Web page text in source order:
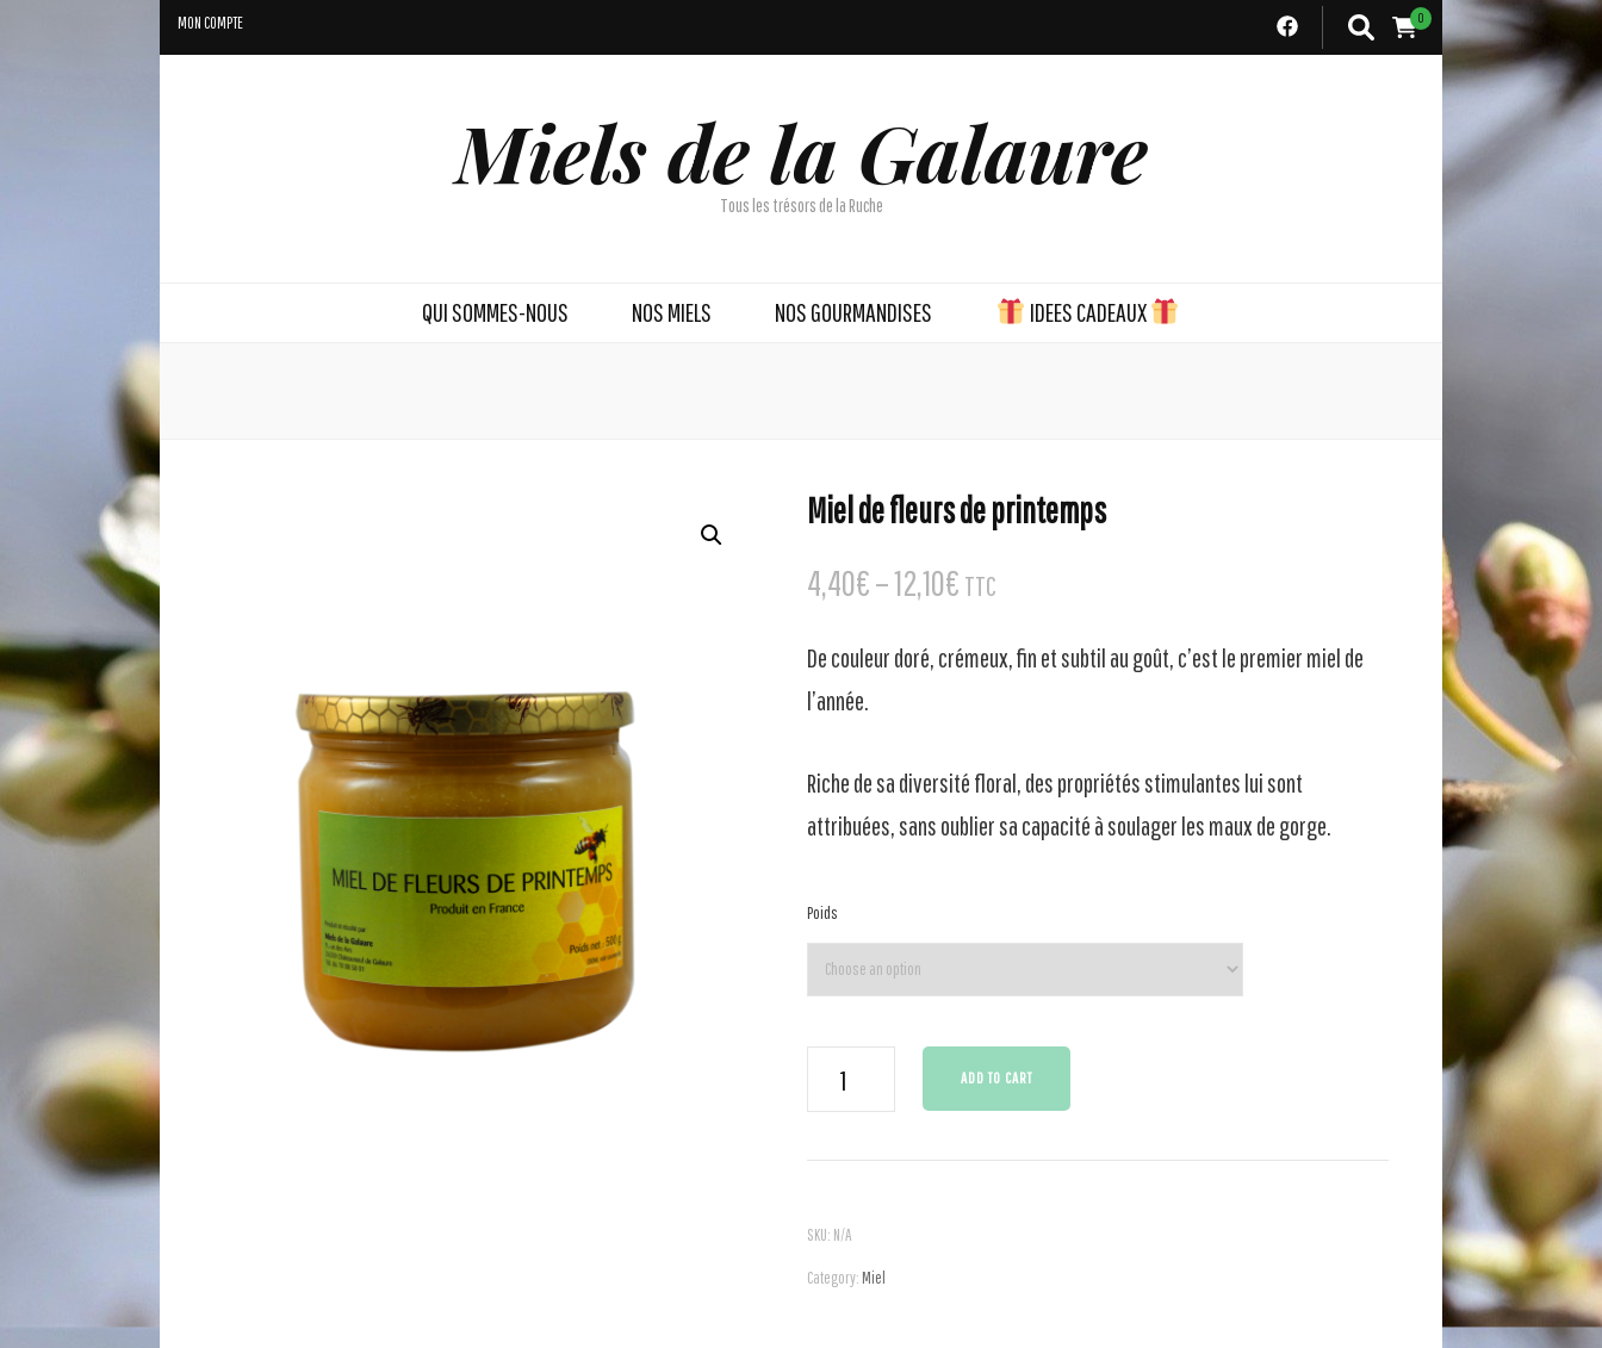
MON COMPTE 0
Miels de la Galaure
Tous les trésors de la Ruche
QUI SOMMES-NOUS NOS MIELS NOS GOURMANDISES IDEES CADEAUX
Miel de fleurs de printemps
4,40€–12,10€ TTC
De couleur doré, crémeux, fin et subtil au goût, c’est le premier miel de
l’année.
Riche de sa diversité floral, des propriétés stimulantes lui sont
attribuées, sans oublier sa capacité à soulager les maux de gorge.
Poids
de
fleurs
printemps
quantity
ADD TO CART
SKU: N/A
Category: Miel